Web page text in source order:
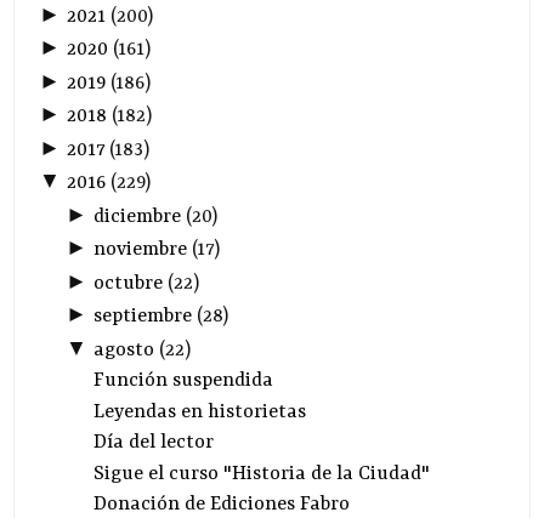
► 2021 (200)
►2020 (161)
► 2019 (186)
►2018 (182)
► 2017(183)
▼2016 (229)
► diciembre(20)
► noviembre(17)
► octubre(22)
► septiembre(28)
▼ agosto (22)
Función suspendida
Leyendas en historietas
Día del lector
Sigue el curso "Historia de la Ciudad"
Donación de Ediciones Fabro